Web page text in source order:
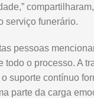
serviço funerário.
pessoas
todo o processo. A
suporte contínuo
parte da carga